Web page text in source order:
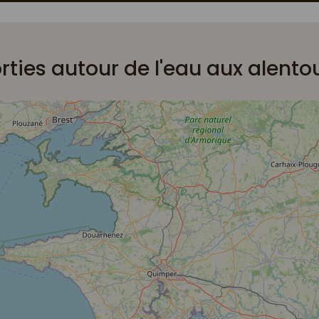
autour de l'eau aux